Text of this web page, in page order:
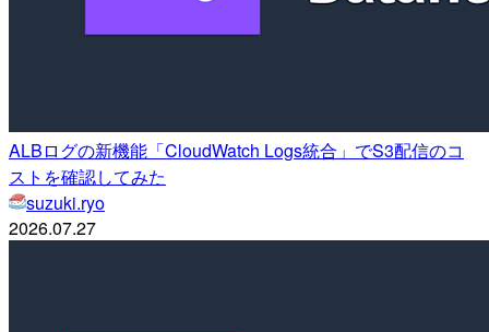
ALBログの新機能「CloudWatch Logs統合」でS3配信のコ
ストを確認してみた
suzuki.ryo
2026.07.27